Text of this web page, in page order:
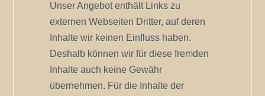
Unser Angebot enthält Links zu
externen Webseiten Dritter, auf deren
Inhalte wir keinen Einfluss haben.
Deshalb können wir für diese fremden
Inhalte auch keine Gewähr
übernehmen. Für die Inhalte der